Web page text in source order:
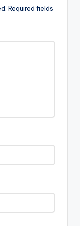
Required fields